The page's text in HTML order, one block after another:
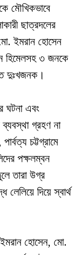
মৌখিকভাবে
ছাত্রদলের
ইমরান হোসেন
হিমেলসহ ৩ জনকে
দুঃখজনক।
ঘটনা এবং
ব্যবস্থা গ্রহণ না
চট্টগ্রামে
পক্ষলম্বন
তারা উগ্র
লেলিয়ে দিয়ে স্বার্থ
হোসেন, মো.